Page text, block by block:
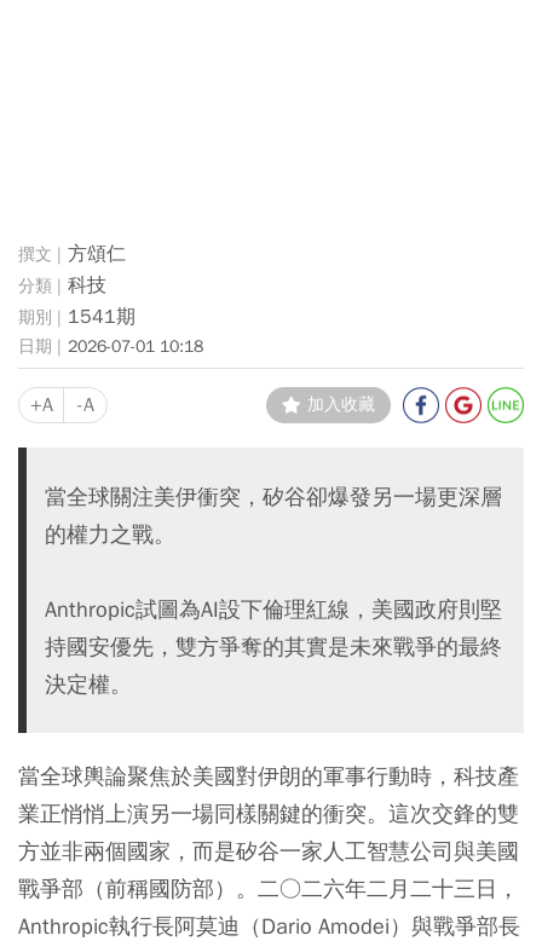
方頌仁
科技
1541期
2026-07-01 10:18
+A -A 加入收藏
當全球關注美伊衝突，矽谷卻爆發另一場更深層
的權力之戰。
Anthropic試圖為AI設下倫理紅線，美國政府則堅
持國安優先，雙方爭奪的其實是未來戰爭的最終
決定權。
當全球輿論聚焦於美國對伊朗的軍事行動時，科技產
業正悄悄上演另一場同樣關鍵的衝突。這次交鋒的雙
方並非兩個國家，而是矽谷一家人工智慧公司與美國
戰爭部（前稱國防部）。二○二六年二月二十三日，
Anthropic執行長阿莫迪（Dario Amodei）與戰爭部長